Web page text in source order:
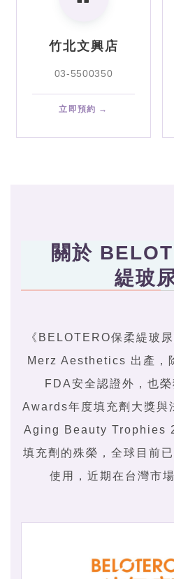
竹北文興店
03-5500350
立即預約 →
關於
緹玻
《BELOTERO保柔緹玻
Merz Aesthetics 出產，
FDA安全認證外，也
Awards年度填充劑大獎
Aging Beauty Trophies
填充劑的殊榮，全球目前
使用，近期在台灣市